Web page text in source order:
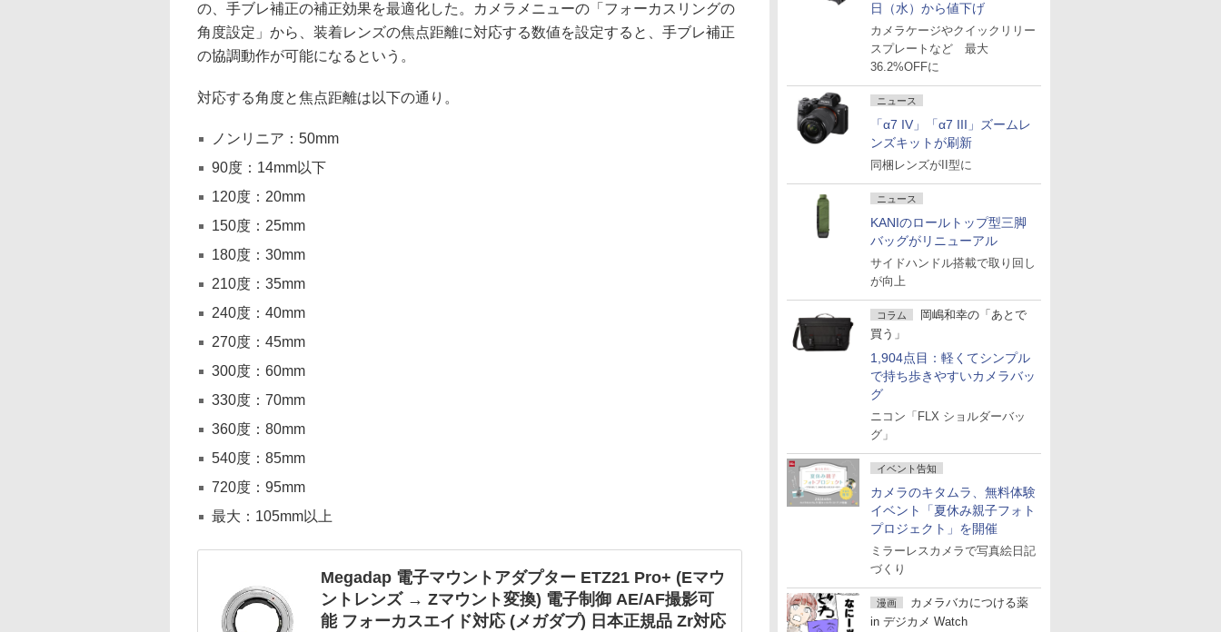
日（水）から値下げ
カメラケージやクイックリリー
スプレートなど 最大
36.2%OFFに
ニュース
「α7 IV」「α7 III」ズームレ
ンズキットが刷新
同梱レンズがII型に
ニュース
KANIのロールトップ型三脚
バッグがリニューアル
サイドハンドル搭載で取り回し
が向上
コラム
岡嶋和幸の「あとで
買う」
1,904点目：軽くてシンプル
で持ち歩きやすいカメラバッ
グ
ニコン「FLX ショルダーバッ
グ」
イベント告知
カメラのキタムラ、無料体験
イベント「夏休み親子フォト
プロジェクト」を開催
ミラーレスカメラで写真絵日記
づくり
漫画
カメラバカにつける薬
in デジカメ Watch
の、手ブレ補正の補正効果を最適化した。カメラメニューの「フォーカスリングの
角度設定」から、装着レンズの焦点距離に対応する数値を設定すると、手ブレ補正
の協調動作が可能になるという。
対応する角度と焦点距離は以下の通り。
ノンリニア：50mm
90度：14mm以下
120度：20mm
150度：25mm
180度：30mm
210度：35mm
240度：40mm
270度：45mm
300度：60mm
330度：70mm
360度：80mm
540度：85mm
720度：95mm
最大：105mm以上
Megadap 電子マウントアダプター ETZ21 Pro+ (Eマウ
ントレンズ → Zマウント変換) 電子制御 AE/AF撮影可
能 フォーカスエイド対応 (メガダプ) 日本正規品 Zr対応